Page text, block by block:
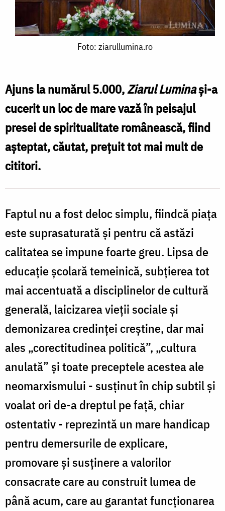
Foto: ziarullumina.ro
Ajuns la numărul 5.000,Ziarul Luminași-a
cucerit un loc de mare vază în peisajul
presei de spiritualitate românească, fiind
așteptat, căutat, prețuit tot mai mult de
cititori.
Faptul nu a fost deloc simplu, fiindcă piața
este suprasaturată și pentru că astăzi
calitatea se impune foarte greu. Lipsa de
educație șco­lară temeinică, subție­rea tot
mai accentuată a disciplinelor de cultură
generală, laicizarea vieții sociale și
demonizarea credinței creștine, dar mai
ales „corectitudinea politică”, „cultura
anulată” și toate preceptele acestea ale
neomarxismului - susți­nut în chip subtil și
voalat ori de-a dreptul pe față, chiar
ostentativ - reprezintă un mare handicap
pentru demersurile de explicare,
promovare și susținere a valorilor
consacrate care au construit lumea de
până acum, care au garantat funcționa­rea